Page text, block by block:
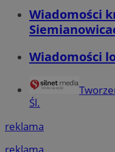
Wiadomości
Wiadomości
Śl.
reklama
reklama